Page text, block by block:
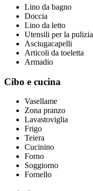
Lino da bagno
Doccia
Lino da letto
Utensili per la pulizia
Asciugacapelli
Articoli da toeletta
Armadio
Cibo e cucina
Vasellame
Zona pranzo
Lavastoviglia
Frigo
Teiera
Cucinino
Forno
Soggiorno
Fornello